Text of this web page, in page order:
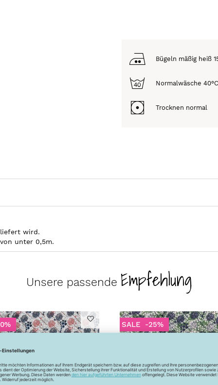
Bügeln mäßig heiß
Normalwäsche
Trocknen normal
wird.
unter 0,5m.
Unsere passende Empfehlung
SALE -25%